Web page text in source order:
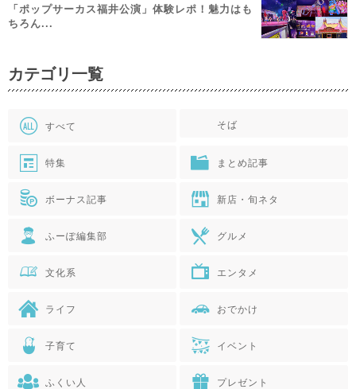
「ポップサーカス福井公演」体験レポ！魅力はも
ちろん...
カテゴリ一覧
すべて そば
特集 まとめ記事
ボーナス記事 新店・旬ネタ
ふーぽ編集部 グルメ
文化系 エンタメ
ライフ おでかけ
子育て イベント
ふくい人 プレゼント